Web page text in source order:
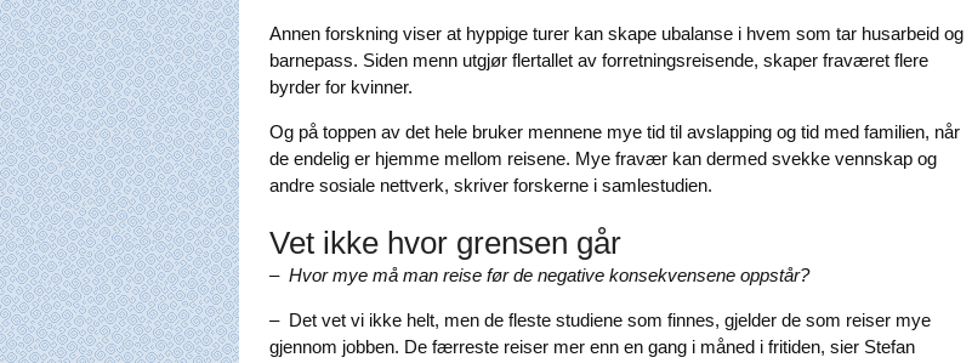
Annen forskning viser at hyppige turer kan skape ubalanse i hvem som tar husarbeid og
barnepass. Siden menn utgjør flertallet av forretningsreisende, skaper fraværet flere
byrder for kvinner.
Og på toppen av det hele bruker mennene mye tid til avslapping og tid med familien, når
de endelig er hjemme mellom reisene. Mye fravær kan dermed svekke vennskap og
andre sosiale nettverk, skriver forskerne i samlestudien.
Vet ikke hvor grensen går
– Hvor mye må man reise før de negative konsekvensene oppstår?
– Det vet vi ikke helt, men de fleste studiene som finnes, gjelder de som reiser mye
gjennom jobben. De færreste reiser mer enn en gang i måned i fritiden, sier Stefan